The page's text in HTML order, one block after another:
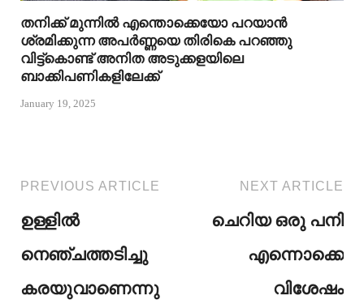
തനിക്ക് മുന്നിൽ എന്തൊക്കെയോ പറയാൻ
ശ്രമിക്കുന്ന അപർണ്ണയെ തിരികെ പറഞ്ഞു
വിട്ട്കൊണ്ട് അനിത അടുക്കളയിലെ
ബാക്കിപണികളിലേക്ക്
January 19, 2025
PREVIOUS ARTICLE
ഉള്ളിൽ
നെഞ്ചത്തടിച്ചു
കരയുവാണെന്നു
NEXT ARTICLE
ചെറിയ ഒരു പനി
എന്നൊക്കെ
വിശേഷം